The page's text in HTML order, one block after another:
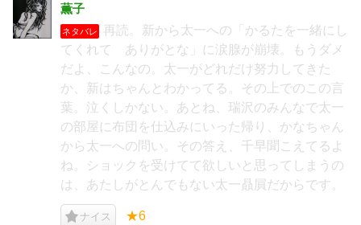
薫子
ネタバレ
再読。新から太一への「かるたを一緒にし
てくれて ありがとな」に涙腺が崩壊。もうダメ
だよ、こんなの。太一がどれだけ努力してきた
か、新はちゃんとわかってる。その上でのこの言
葉。泣くしかない。あとね、瑞沢のみんなで太一
の部屋に布団を仕込みにいった帰り、かなちゃん
から太一への問い。その答え、千早聞こえてるよ
ね。ショックを受けてて欲しいと思ってしまうの
は、あたしがとんでもない太一贔屓だからです。
ナイス ★6